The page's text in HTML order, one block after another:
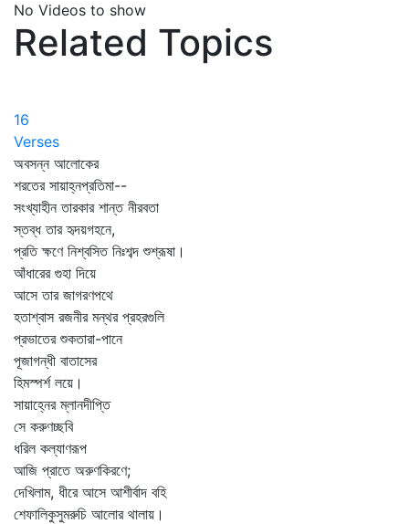
No Videos to show
Related Topics
16
Verses
অবসন্ন আলোকের
শরতের সায়াহ্নপ্রতিমা--
সংখ্যাহীন তারকার শান্ত নীরবতা
স্তব্ধ তার হৃদয়গহনে,
প্রতি ক্ষণে নিশ্বসিত নিঃশব্দ শুশ্রূষা।
আঁধারের গুহা দিয়ে
আসে তার জাগরণপথে
হতাশ্বাস রজনীর মন্থর প্রহরগুলি
প্রভাতের শুকতারা-পানে
পূজাগন্ধী বাতাসের
হিমস্পর্শ লয়ে।
সায়াহ্নের ম্লানদীপ্তি
সে করুণচ্ছবি
ধরিল কল্যাণরূপ
আজি প্রাতে অরুণকিরণে;
দেখিলাম, ধীরে আসে আশীর্বাদ বহি
শেফালিকুসুমরুচি আলোর থালায়।